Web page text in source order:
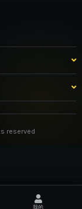
新浪微博：三
reserved
我的